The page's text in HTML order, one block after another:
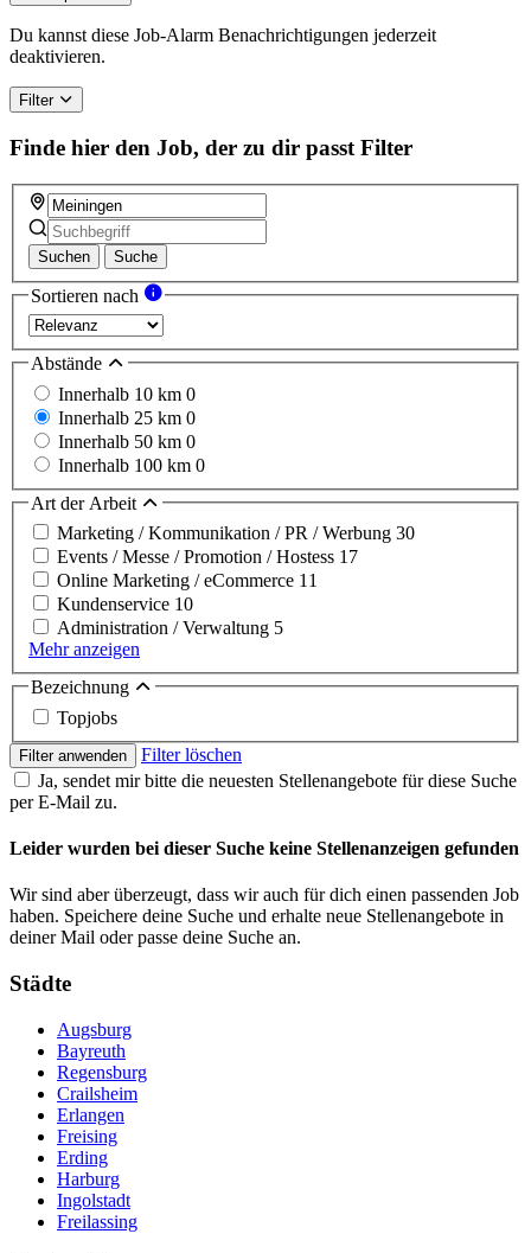
Du kannst diese Job-Alarm Benachrichtigungen jederzeit
deaktivieren.
Filter
Finde hier den Job, der zu dir passt Filter
Suchen Suche
Sortieren nach
Abstände
Innerhalb 10 km 0
Innerhalb 25 km 0
Innerhalb 50 km 0
Innerhalb 100 km 0
Art der Arbeit
Marketing / Kommunikation / PR / Werbung 30
Events / Messe / Promotion / Hostess 17
Online Marketing / eCommerce 11
Kundenservice 10
Administration / Verwaltung 5
Mehr anzeigen
Bezeichnung
Topjobs
Filter anwenden
Filter löschen
Ja, sendet mir bitte die neuesten Stellenangebote für diese Suche
per E-Mail zu.
Leider wurden bei dieser Suche keine Stellenanzeigen gefunden
Wir sind aber überzeugt, dass wir auch für dich einen passenden Job
haben. Speichere deine Suche und erhalte neue Stellenangebote in
deiner Mail oder passe deine Suche an.
Städte
Augsburg
Bayreuth
Regensburg
Crailsheim
Erlangen
Freising
Erding
Harburg
Ingolstadt
Freilassing